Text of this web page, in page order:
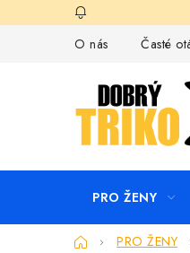
na
O nás
Časté
PRO ŽENY
DomůPRO ŽENY